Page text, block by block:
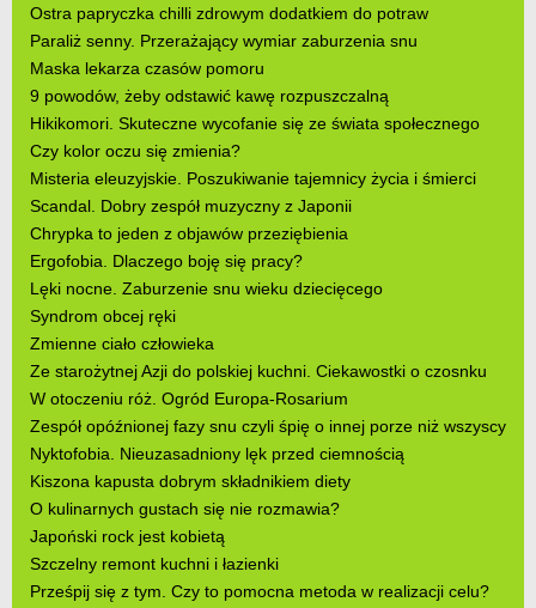
Ostra papryczka chilli zdrowym dodatkiem do potraw
Paraliż senny. Przerażający wymiar zaburzenia snu
Maska lekarza czasów pomoru
9 powodów, żeby odstawić kawę rozpuszczalną
Hikikomori. Skuteczne wycofanie się ze świata społecznego
Czy kolor oczu się zmienia?
Misteria eleuzyjskie. Poszukiwanie tajemnicy życia i śmierci
Scandal. Dobry zespół muzyczny z Japonii
Chrypka to jeden z objawów przeziębienia
Ergofobia. Dlaczego boję się pracy?
Lęki nocne. Zaburzenie snu wieku dziecięcego
Syndrom obcej ręki
Zmienne ciało człowieka
Ze starożytnej Azji do polskiej kuchni. Ciekawostki o czosnku
W otoczeniu róż. Ogród Europa-Rosarium
Zespół opóźnionej fazy snu czyli śpię o innej porze niż wszyscy
Nyktofobia. Nieuzasadniony lęk przed ciemnością
Kiszona kapusta dobrym składnikiem diety
O kulinarnych gustach się nie rozmawia?
Japoński rock jest kobietą
Szczelny remont kuchni i łazienki
Prześpij się z tym. Czy to pomocna metoda w realizacji celu?